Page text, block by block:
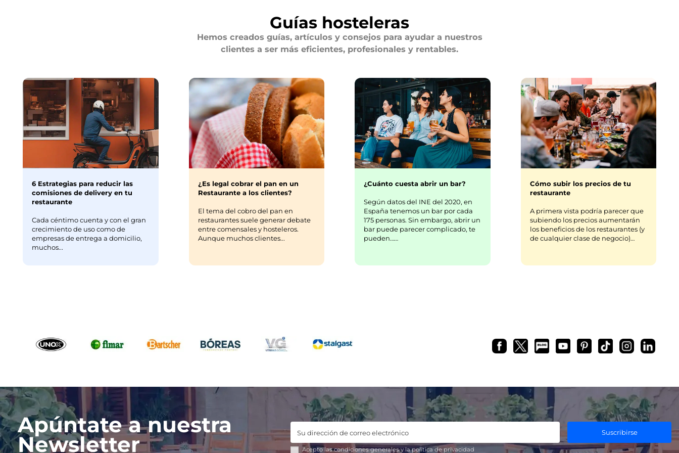
Guías hosteleras
Hemos creados guías, artículos y consejos para ayudar a nuestros
clientes a ser más eficientes, profesionales y rentables.
6 Estrategias para reducir las
comisiones de delivery en tu
restaurante
Cada céntimo cuenta y con el gran
crecimiento de uso como de
empresas de entrega a domicilio,
muchos...
¿Es legal cobrar el pan en un
Restaurante a los clientes?
El tema del cobro del pan en
restaurantes suele generar debate
entre comensales y hosteleros.
Aunque muchos clientes...
¿Cuánto cuesta abrir un bar?
Según datos del INE del 2020, en
España tenemos un bar por cada
175 personas. Sin embargo, abrir un
bar puede parecer complicado, te
pueden……
Cómo subir los precios de tu
restaurante
A primera vista podría parecer que
subiendo los precios aumentarán
los beneficios de los restaurantes (y
de cualquier clase de negocio)…
Apúntate a nuestra
Newsletter Suscribirse
Acepto lascondiciones generalesy lapolítica de privacidad